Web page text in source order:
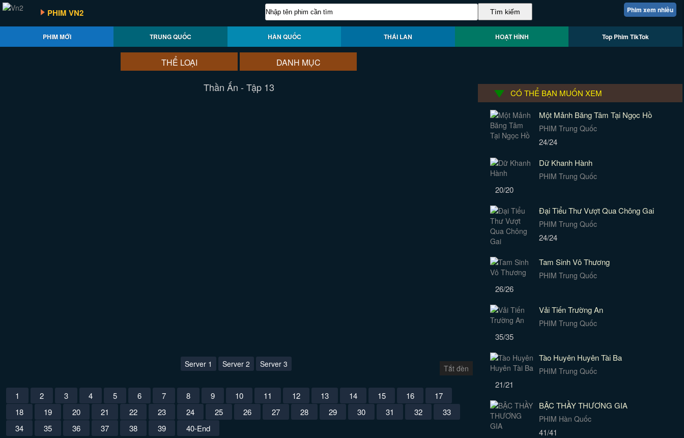
Phim xem nhiều
PHIM VN2
PHIM MỚI TRUNG QUỐC HÀN QUỐC THÁI LAN HOẠT HÌNH Top Phim TikTok
THỂ LOẠI DANH MỤC
Thần Ấn - Tập 13
Server 1 Server 2 Server 3 Tắt đèn
1 2 3 4 5 6 7 8 9 10 11 12 13 14 15 16
17
18
19 20 21 22 23 24 25 26 27 28 29 30 31 32
33
34
35 36 37 38 39 40-End
CÓ THỂ BẠN MUỐN XEM
Một Mảnh Băng Tâm Tại Ngọc Hồ
PHIM Trung Quốc
24/24
Dữ Khanh Hành
PHIM Trung Quốc
20/20
Đại Tiểu Thư Vượt Qua Chông Gai
PHIM Trung Quốc
24/24
Tam Sinh Vô Thương
PHIM Trung Quốc
26/26
Vải Tiến Trường An
PHIM Trung Quốc
35/35
Tào Huyên Huyên Tài Ba
PHIM Trung Quốc
21/21
BẬC THẦY THƯƠNG GIA
PHIM Hàn Quốc
41/41